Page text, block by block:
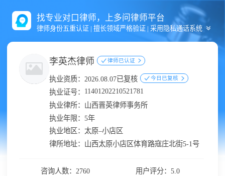
找专业对口律师，上多问律师平台
律师身份五重认证 | 擅长领域严格验证 | 采用隐私通话系统
李英杰律师 律师已认证
执业资质： 2026.08.07已复核 今日已复核
执业证号： 11401202210521781
执业律所： 山西晋英律师事务所
执业年限： 5年
执业地区： 太原–小店区
律所地址： 山西太原小店区体育路寇庄北街5-1号
咨询人数：2760 用户评分：5.0